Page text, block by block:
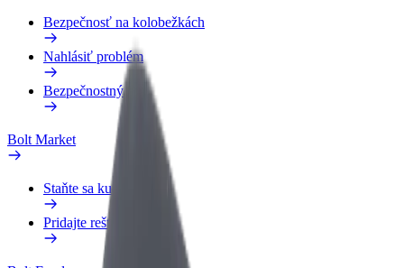
Bezpečnosť na kolobežkách
Nahlásiť problém
Bezpečnostný lab
Bolt Market
Staňte sa kuriérom
Pridajte reštauráciu